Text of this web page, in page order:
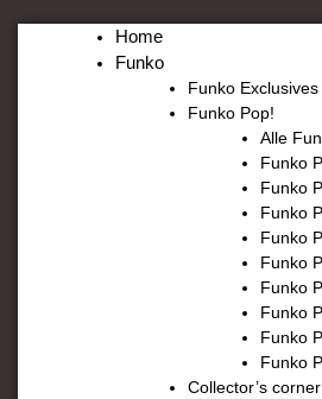
Home
Funko
Funko Exclusives
Funko Pop!
Alle
Funko
Funko
Funko
Funko
Funko
Funko
Funko
Funko
Funko
Collector’s corner